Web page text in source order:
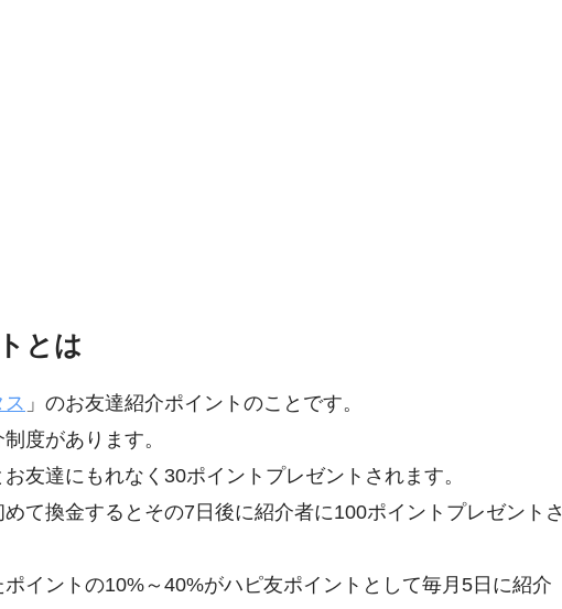
とは
ス 」のお友達紹介ポイントのことです。
度があります。
友達にもれなく30ポイントプレゼントされます。
て換金するとその7日後に紹介者に100ポイントプレゼントさ
イントの10%～40%がハピ友ポイントとして毎月5日に紹介